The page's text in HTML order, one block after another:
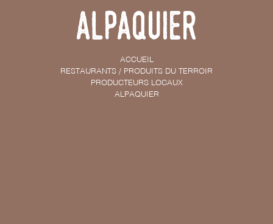
Alpaquier
ACCUEIL
RESTAURANTS / PRODUITS DU TERROIR
PRODUCTEURS LOCAUX
ALPAQUIER